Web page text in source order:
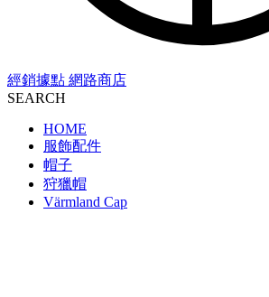
經銷據點 網路商店
SEARCH
HOME
服飾配件
帽子
狩獵帽
Värmland Cap